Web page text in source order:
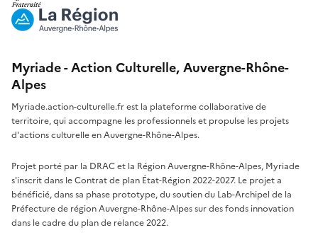
Myriade - Action Culturelle, Auvergne-Rhône-
Alpes
Myriade.action-culturelle.fr est la plateforme collaborative de
territoire, qui accompagne les professionnels et propulse les projets
d'actions culturelle en Auvergne-Rhône-Alpes.
Projet porté par la DRAC et la Région Auvergne-Rhône-Alpes, Myriade
s'inscrit dans le Contrat de plan État-Région 2022-2027. Le projet a
bénéficié, dans sa phase prototype, du soutien du Lab-Archipel de la
Préfecture de région Auvergne-Rhône-Alpes sur des fonds innovation
dans le cadre du plan de relance 2022.